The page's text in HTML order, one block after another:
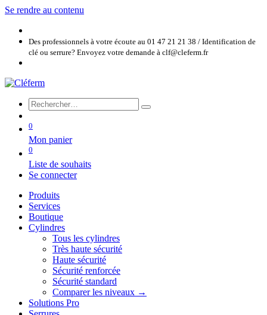
Se rendre au contenu
Des professionnels à votre écoute au 01 47 21 21 38 / Identification de
clé ou serrure? Envoyez votre demande à clf@cleferm.fr
0
Mon panier
0
Liste de souhaits
Se connecter
Produits
Services
Boutique
Cylindres
Tous les cylindres
Très haute sécurité
Haute sécurité
Sécurité renforcée
Sécurité standard
Comparer les niveaux →
Solutions Pro